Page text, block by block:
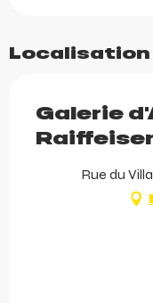
Localisation
Galerie
Rue du